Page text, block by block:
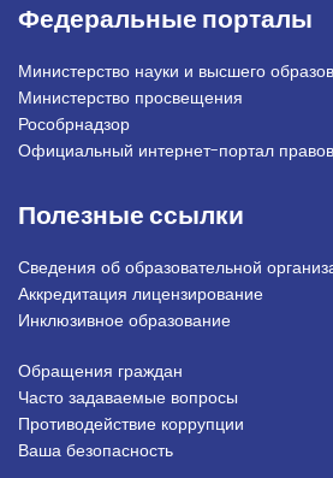
Федеральные порталы
Министерство науки и высшего
Министерство просвещения
Рособрнадзор
Официальный интернет-портал
Полезные ссылки
Сведения об образовательной
Аккредитация лицензирование
Инклюзивное образование
Подвал_право
Обращения граждан
Часто задаваемые вопросы
Противодействие коррупции
Ваша безопасность